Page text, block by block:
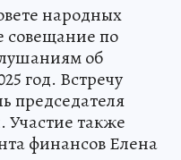
народных
совещание по
об
год. Встречу
председателя
Участие также
финансов Елена